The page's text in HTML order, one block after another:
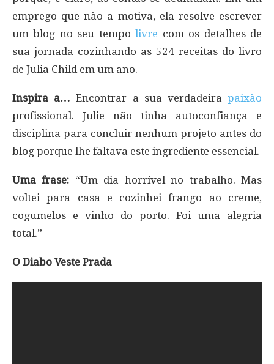
emprego que não a motiva, ela resolve escrever
um blog no seu tempolivre com os detalhes de
sua jornada cozinhando as 524 receitas do livro
de Julia Child em um ano.
Inspira a… Encontrar a sua verdadeirapaixão
profissional. Julie não tinha autoconfiança e
disciplina para concluir nenhum projeto antes do
blog porque lhe faltava este ingrediente essencial.
Uma frase: “Um dia horrível no trabalho. Mas
voltei para casa e cozinhei frango ao creme,
cogumelos e vinho do porto. Foi uma alegria
total.”
O Diabo Veste Prada